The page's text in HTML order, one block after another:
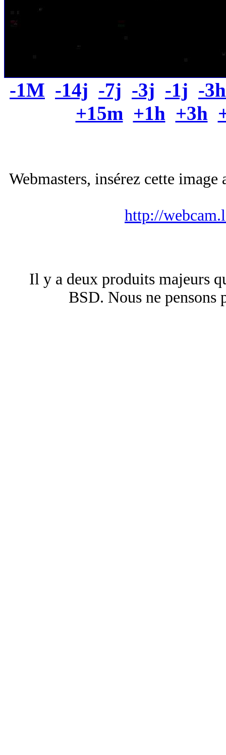
-1M -14j -7j -3j -1j -3h
+15m +1h +3h
Webmasters, insérez cette
http://
Il y a deux produits majeurs
BSD. Nous ne pensons